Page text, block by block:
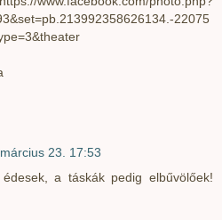
22075
23. 17:53
a táskák pedig elbűvölőek!